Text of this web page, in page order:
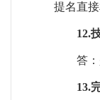
提名直
12.
答
13.